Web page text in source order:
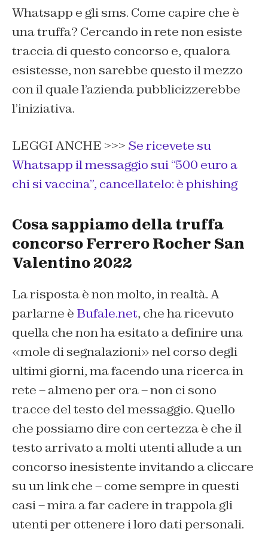
Whatsapp e gli sms. Come capire che è
una truffa? Cercando in rete non esiste
traccia di questo concorso e, qualora
esistesse, non sarebbe questo il mezzo
con il quale l’azienda pubblicizzerebbe
l’iniziativa.
LEGGI ANCHE >>> Se ricevete su
Whatsapp il messaggio sui “500 euro a
chi si vaccina”, cancellatelo: è phishing
Cosa sappiamo della truffa
concorso Ferrero Rocher San
Valentino 2022
La risposta è non molto, in realtà. A
parlarne è Bufale.net, che ha ricevuto
quella che non ha esitato a definire una
«mole di segnalazioni» nel corso degli
ultimi giorni, ma facendo una ricerca in
rete – almeno per ora – non ci sono
tracce del testo del messaggio. Quello
che possiamo dire con certezza è che il
testo arrivato a molti utenti allude a un
concorso inesistente invitando a cliccare
su un link che – come sempre in questi
casi – mira a far cadere in trappola gli
utenti per ottenere i loro dati personali.